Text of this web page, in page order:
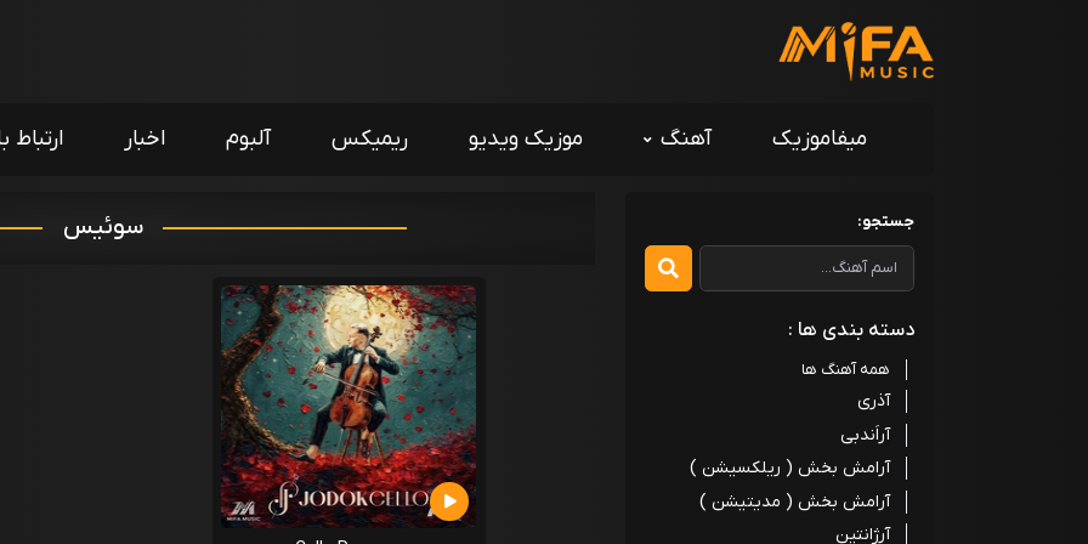
میفاموزیک آهنگ موزیک ویدیو ریمیکس آلبوم اخبار ارتباط
جستجو:
دسته بندی ها :
همه آهنگ ها
آذری
آراَندبی
آرامش بخش ( ریلکسیشن )
آرامش بخش ( مدیتیشن )
آرژانتین
سوئیس